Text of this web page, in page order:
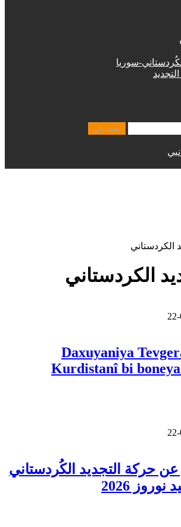
سوريا
بحث عن
الكردستاني
الكردستاني
Daxuyaniya
Kurdistanî bi
عن حركة التجديد الكُردستاني
2026